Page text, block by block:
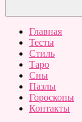
Главная
Тесты
Стиль
Таро
Сны
Пазлы
Гороскопы
Контакты